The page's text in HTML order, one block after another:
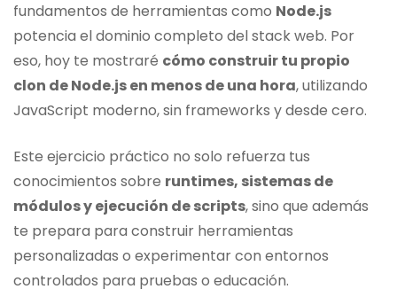
fundamentos de herramientas como Node.js
potencia el dominio completo del stack web. Por
eso, hoy te mostraré cómo construir tu propio
clon de Node.js en menos de una hora, utilizando
JavaScript moderno, sin frameworks y desde cero.
Este ejercicio práctico no solo refuerza tus
conocimientos sobre runtimes, sistemas de
módulos y ejecución de scripts, sino que además
te prepara para construir herramientas
personalizadas o experimentar con entornos
controlados para pruebas o educación.